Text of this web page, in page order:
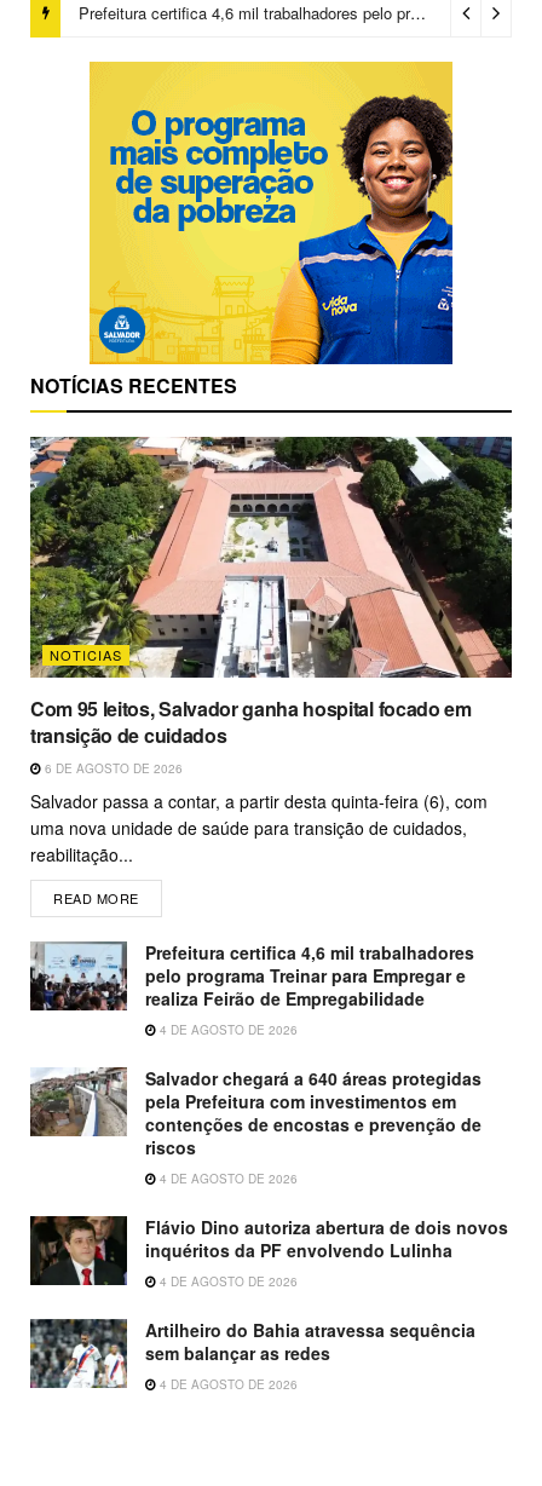
Prefeitura certifica 4,6 mil trabalhadores pelo programa Treinar para Empregar e realiza Feirão de Empregabilidade
NOTÍCIAS RECENTES
NOTICIAS
Com 95 leitos, Salvador ganha hospital focado em
transição de cuidados
6 DE AGOSTO DE 2026
Salvador passa a contar, a partir desta quinta-feira (6), com
uma nova unidade de saúde para transição de cuidados,
reabilitação...
READ MORE
Prefeitura certifica 4,6 mil trabalhadores
pelo programa Treinar para Empregar e
realiza Feirão de Empregabilidade
4 DE AGOSTO DE 2026
Salvador chegará a 640 áreas protegidas
pela Prefeitura com investimentos em
contenções de encostas e prevenção de
riscos
4 DE AGOSTO DE 2026
Flávio Dino autoriza abertura de dois novos
inquéritos da PF envolvendo Lulinha
4 DE AGOSTO DE 2026
Artilheiro do Bahia atravessa sequência
sem balançar as redes
4 DE AGOSTO DE 2026